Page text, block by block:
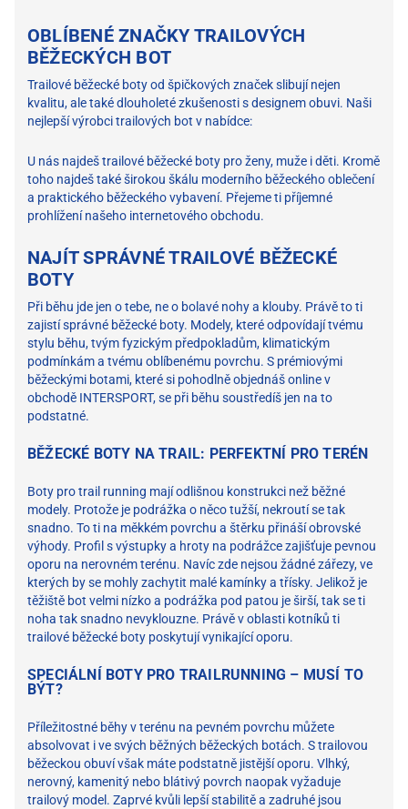
OBLÍBENÉ ZNAČKY TRAILOVÝCH
BĚŽECKÝCH BOT
Trailové běžecké boty od špičkových značek slibují nejen
kvalitu, ale také dlouholeté zkušenosti s designem obuvi. Naši
nejlepší výrobci trailových bot v nabídce:
U nás najdeš trailové běžecké boty pro ženy, muže i děti. Kromě
toho najdeš také širokou škálu moderního běžeckého oblečení
a praktického běžeckého vybavení. Přejeme ti příjemné
prohlížení našeho internetového obchodu.
NAJÍT SPRÁVNÉ TRAILOVÉ BĚŽECKÉ
BOTY
Při běhu jde jen o tebe, ne o bolavé nohy a klouby. Právě to ti
zajistí správné běžecké boty. Modely, které odpovídají tvému
stylu běhu, tvým fyzickým předpokladům, klimatickým
podmínkám a tvému oblíbenému povrchu. S prémiovými
běžeckými botami, které si pohodlně objednáš online v
obchodě INTERSPORT, se při běhu soustředíš jen na to
podstatné.
BĚŽECKÉ BOTY NA TRAIL: PERFEKTNÍ PRO TERÉN
Boty pro trail running mají odlišnou konstrukci než běžné
modely. Protože je podrážka o něco tužší, nekroutí se tak
snadno. To ti na měkkém povrchu a štěrku přináší obrovské
výhody. Profil s výstupky a hroty na podrážce zajišťuje pevnou
oporu na nerovném terénu. Navíc zde nejsou žádné zářezy, ve
kterých by se mohly zachytit malé kamínky a třísky. Jelikož je
těžiště bot velmi nízko a podrážka pod patou je širší, tak se ti
noha tak snadno nevyklouzne. Právě v oblasti kotníků ti
trailové běžecké boty poskytují vynikající oporu.
SPECIÁLNÍ BOTY PRO TRAILRUNNING – MUSÍ TO
BÝT?
Příležitostné běhy v terénu na pevném povrchu můžete
absolvovat i ve svých běžných běžeckých botách. S trailovou
běžeckou obuví však máte podstatně jistější oporu. Vlhký,
nerovný, kamenitý nebo blátivý povrch naopak vyžaduje
trailový model. Zaprvé kvůli lepší stabilitě a zadruhé jsou